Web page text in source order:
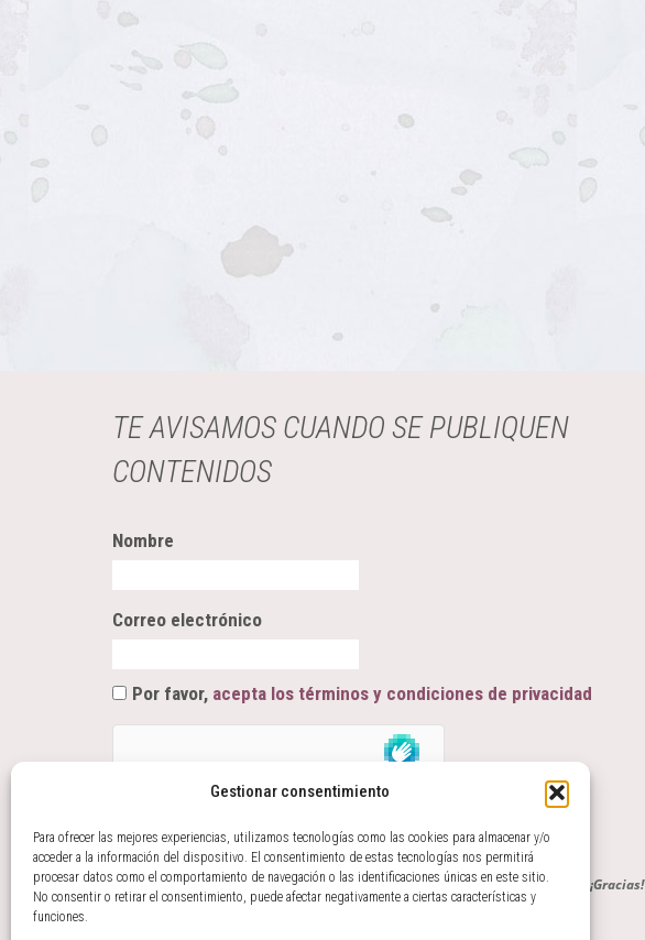
Gestionar consentimiento
Para ofrecer las mejores experiencias, utilizamos tecnologías como las cookies para almacenar y/o
acceder a la información del dispositivo. El consentimiento de estas tecnologías nos permitirá
procesar datos como el comportamiento de navegación o las identificaciones únicas en este sitio.
No consentir o retirar el consentimiento, puede afectar negativamente a ciertas características y
funciones.
TE AVISAMOS CUANDO SE PUBLIQUEN
CONTENIDOS
Nombre
Correo electrónico
Por favor, acepta los términos y condiciones de privacidad
Revisa tu buzón de correo (también la carpeta Spam) para confirmar tu suscripción. ¡Gracias!